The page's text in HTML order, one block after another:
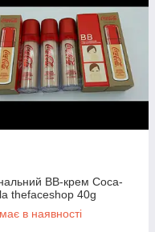
BB-крем Coca-
thefaceshop 40g
в наявності